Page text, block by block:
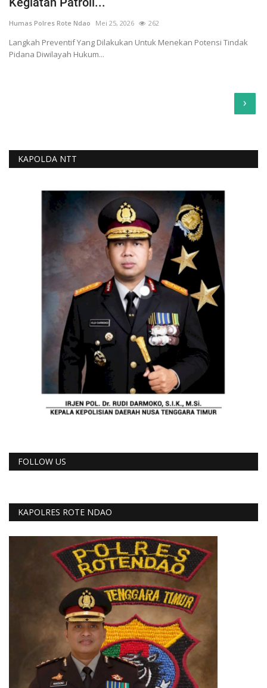
Humas Polres Rote Ndao Mei 25, 2026 262
Langkah Preventif Yang Dilakukan Untuk Menekan Potensi Tindak
Pidana Diwilayah Hukum...
›
KAPOLDA NTT
FOLLOW US
KAPOLRES ROTE NDAO